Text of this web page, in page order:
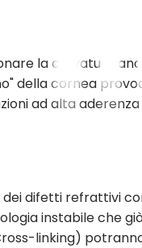
la curvatura
della cornea
ad alta
difetti refrattivi
instabile che
linking)